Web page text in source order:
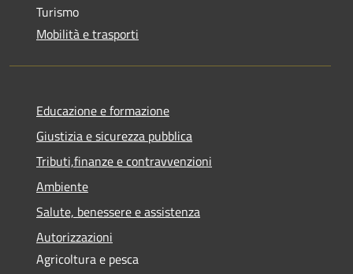
Turismo
Mobilità e trasporti
Educazione e formazione
Giustizia e sicurezza pubblica
Tributi,finanze e contravvenzioni
Ambiente
Salute, benessere e assistenza
Autorizzazioni
Agricoltura e pesca